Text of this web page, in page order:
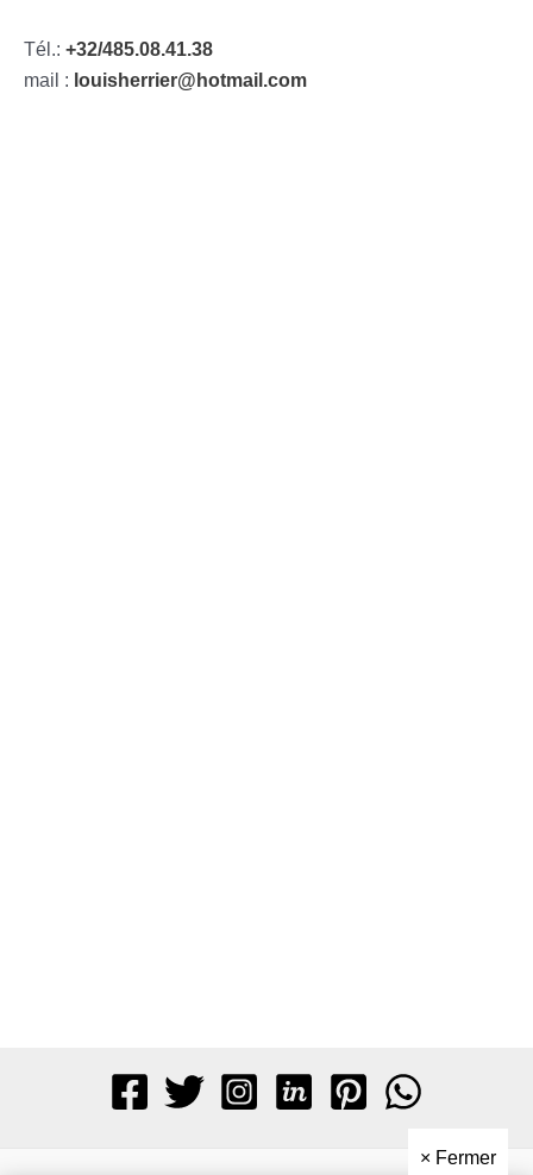
Tél.: +32/485.08.41.38
mail : louisherrier@hotmail.com
× Fermer